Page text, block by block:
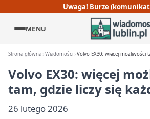
Uwaga! Burze (komunikat
MENU
Strona główna Wiadomości Volvo EX30: więcej możliwości
Volvo EX30: więcej
tam, gdzie liczy się
26 lutego 2026